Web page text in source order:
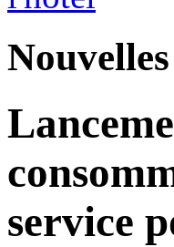
Nouvelles
service